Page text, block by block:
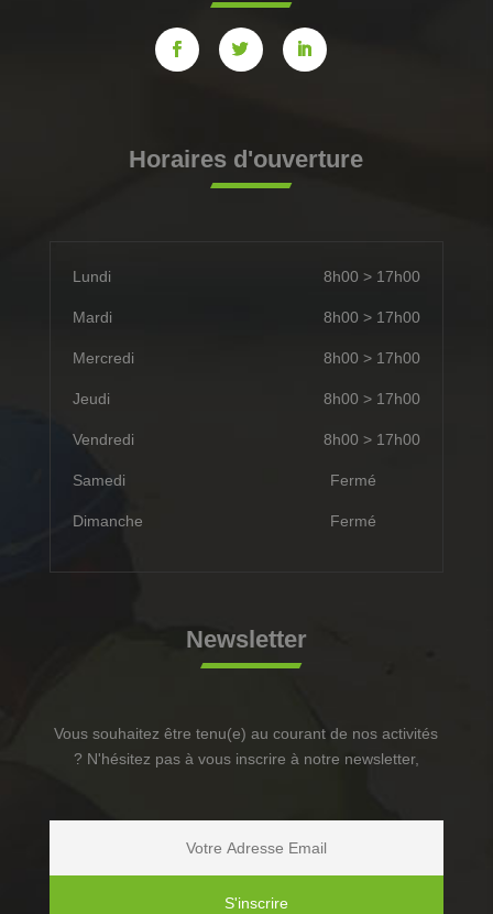
Horaires d'ouverture
Lundi 8h00 > 17h00
Mardi 8h00 > 17h00
Mercredi 8h00 > 17h00
Jeudi 8h00 > 17h00
Vendredi 8h00 > 17h00
Samedi Fermé
Dimanche Fermé
Newsletter
Vous souhaitez être tenu(e) au courant de nos activités
? N'hésitez pas à vous inscrire à notre newsletter,